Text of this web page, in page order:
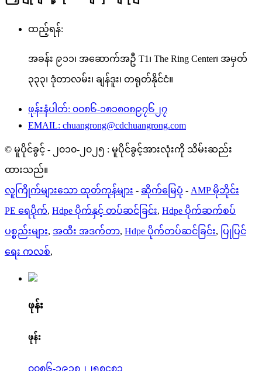
ထည့်ရန်:
အခန်း ၉၁၁၊ အဆောက်အဦ T1၊ The Ring Center၊ အမှတ်
၃၃၃၊ ဒုံတာလမ်း၊ ချန်ဒူး၊ တရုတ်နိုင်ငံ။
ဖုန်းနံပါတ်: ၀၀၈၆-၁၈၁၈၀၈၉၇၆၂၇
EMAIL: chuangrong@cdchuangrong.com
© မူပိုင်ခွင့် - ၂၀၁၀-၂၀၂၅ : မူပိုင်ခွင့်အားလုံးကို သိမ်းဆည်း
ထားသည်။
လူကြိုက်များသော ထုတ်ကုန်များ - ဆိုက်မြေပုံ - AMP မိုဘိုင်း
PE ရေပိုက်, Hdpe ပိုက်နှင့် တပ်ဆင်ခြင်း, Hdpe ပိုက်ဆက်စပ်
ပစ္စည်းများ, အထီး အဒက်တာ, Hdpe ပိုက်တပ်ဆင်ခြင်း, ပြုပြင်
ရေး ကလစ်,
ဖုန်း
ဖုန်း
၀၀၈၆-၁၉၁၈၂၂၅၈၄၈၁